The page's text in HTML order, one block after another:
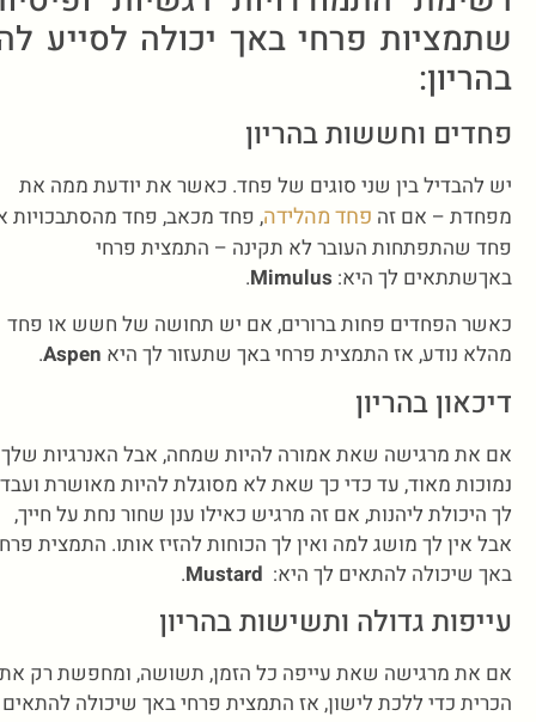
שתמציות פרחי באך יכולה לסייע
בהריון:
פחדים וחששות בהריון
יש להבדיל בין שני סוגים של פחד. כאשר את יודעת ממה את
מפחדת – אם זה פחד מהלידה, פחד מכאב, פחד מהסתבכויות
פחד שהתפתחות העובר לא תקינה – התמצית פרחי
באךשתתאים לך היא:
.
כאשר הפחדים פחות ברורים, אם יש תחושה של חשש או פחד
מהלא נודע, אז התמצית פרחי באך שתעזור לך היא Aspen
.
דיכאון בהריון
אם את מרגישה שאת אמורה להיות שמחה, אבל האנרגיות שלך
נמוכות מאוד, עד כדי כך שאת לא מסוגלת להיות מאושרת
לך היכולת ליהנות, אם זה מרגיש כאילו ענן שחור נחת על חייך,
אבל אין לך מושג למה ואין לך הכוחות להזיז אותו. התמצית
באך שיכולה להתאים לך היא: Mustard
.
עייפות גדולה ותשישות בהריון
אם את מרגישה שאת עייפה כל הזמן, תשושה, ומחפשת רק את
הכרית כדי ללכת לישון, אז התמצית פרחי באך שיכולה להתאים